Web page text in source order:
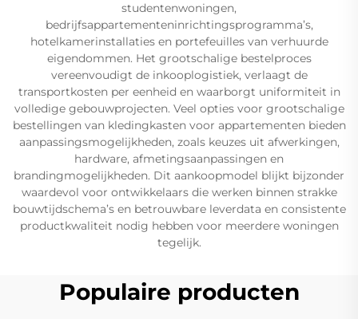
studentenwoningen,
bedrijfsappartementeninrichtingsprogramma’s,
hotelkamerinstallaties en portefeuilles van verhuurde
eigendommen. Het grootschalige bestelproces
vereenvoudigt de inkooplogistiek, verlaagt de
transportkosten per eenheid en waarborgt uniformiteit in
volledige gebouwprojecten. Veel opties voor grootschalige
bestellingen van kledingkasten voor appartementen bieden
aanpassingsmogelijkheden, zoals keuzes uit afwerkingen,
hardware, afmetingsaanpassingen en
brandingmogelijkheden. Dit aankoopmodel blijkt bijzonder
waardevol voor ontwikkelaars die werken binnen strakke
bouwtijdschema’s en betrouwbare leverdata en consistente
productkwaliteit nodig hebben voor meerdere woningen
tegelijk.
Populaire producten